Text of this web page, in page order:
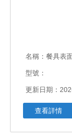
名稱： 餐具表面潔凈
型號：
更新日期：
查看詳情